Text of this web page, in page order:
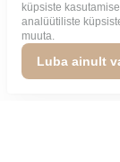
küpsiste
analüütiliste
muuta.
Luba ainult